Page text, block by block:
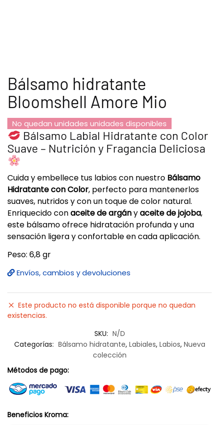
Bálsamo hidratante
Bloomshell Amore Mio
No quedan unidades unidades disponibles
Bálsamo Labial Hidratante con Color
Suave – Nutrición y Fragancia Deliciosa
Cuida y embellece tus labios con nuestro Bálsamo
Hidratante con Color, perfecto para mantenerlos
suaves, nutridos y con un toque de color natural.
Enriquecido conaceite de argányaceite de jojoba,
este bálsamo ofrece hidratación profunda y una
sensación ligera y confortable en cada aplicación.
Peso: 6,8 gr
Envíos, cambios y devoluciones
Este producto no está disponible porque no quedan
existencias.
SKU: N/D
Categorías: Bálsamo hidratante, Labiales, Labios, Nueva
colección
Métodos de pago:
Beneficios Kroma: